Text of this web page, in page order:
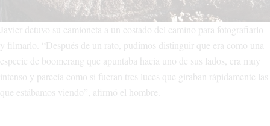
Javier detuvo su camioneta a un costado del camino para fotografiarlo
y filmarlo. “Después de un rato, pudimos distinguir que era como una
especie de boomerang que apuntaba hacia uno de sus lados, era muy
intenso y parecía como si fueran tres luces que giraban rápidamente las
que estábamos viendo”, afirmó el hombre.